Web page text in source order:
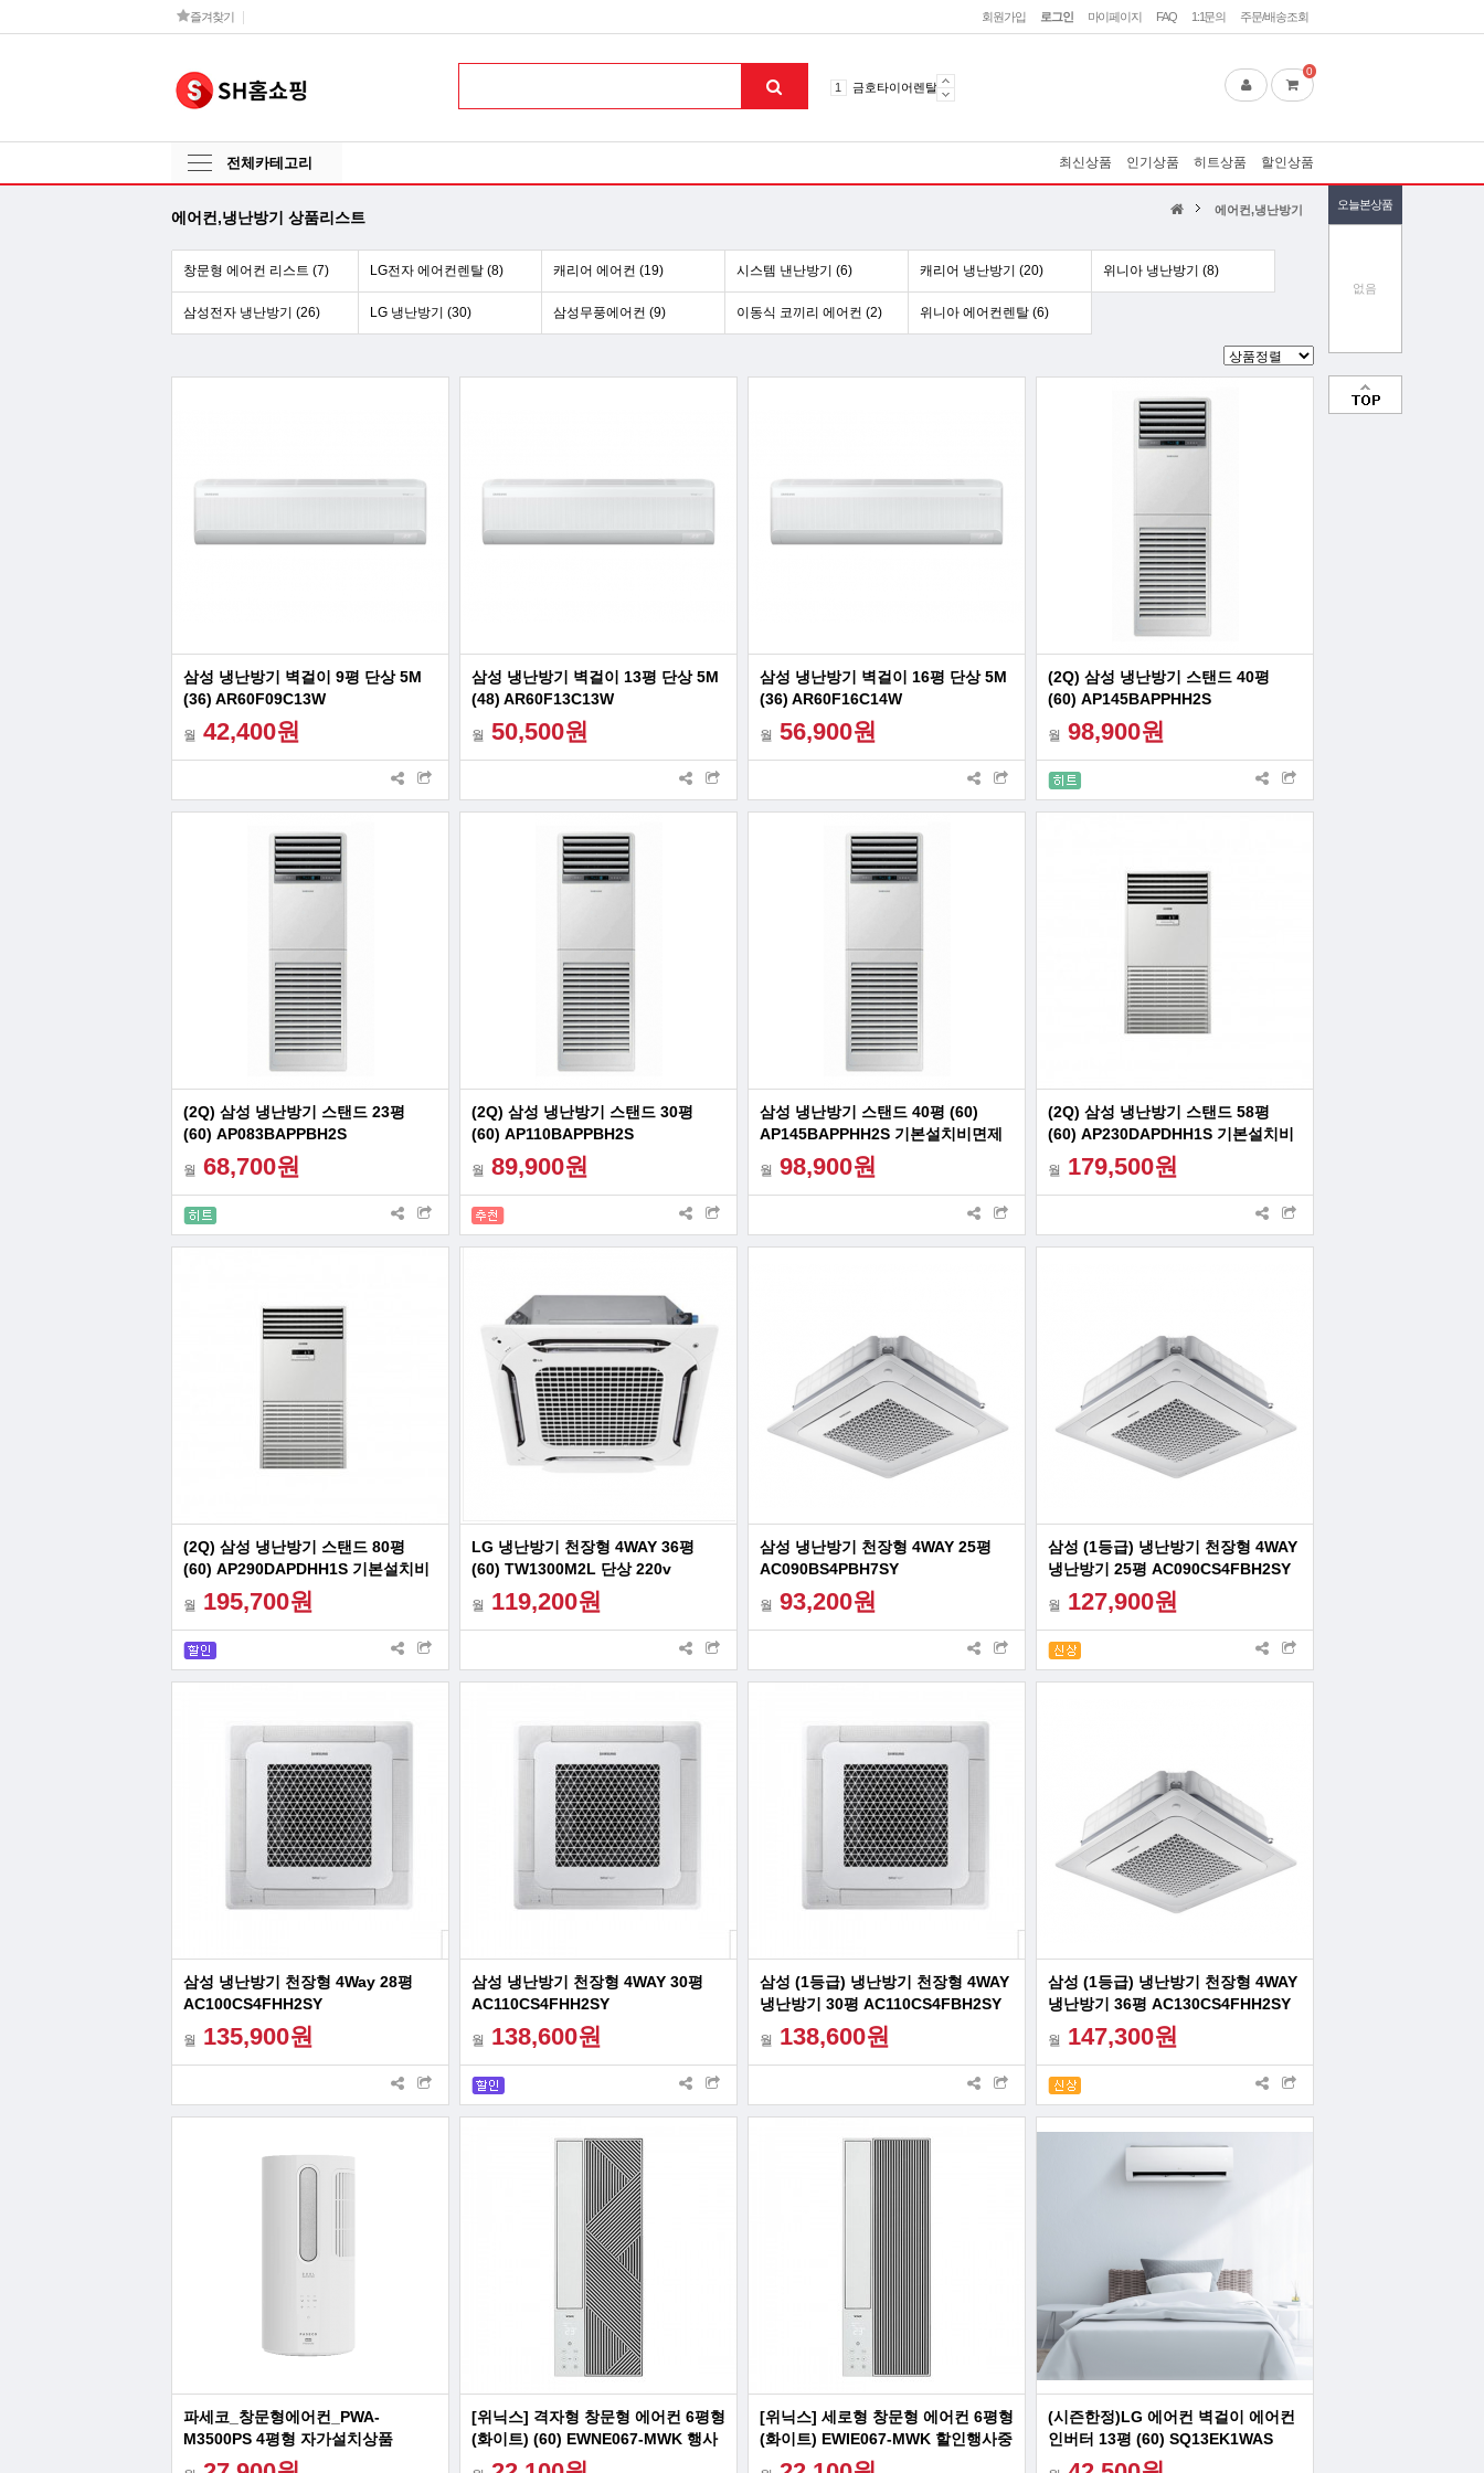
회원가입 로그인 마이페이지 FAQ 1:1문의 주문/배송조회
즐겨찾기
1 금호타이어렌탈
3 라파402
7 업소용음식물처리기
8
9 자동케겔운동기구
10 토션파장기
0
전체카테고리 최신상품 인기상품 히트상품 할인상품
에어컨,냉난방기 상품리스트
오늘본상품
없음
에어컨,냉난방기
창문형 에어컨 리스트 (7) LG전자 에어컨렌탈 (8) 캐리어 에어컨 (19) 시스템 낸난방기 (6) 캐리어 냉난방기 (20) 위니아 냉난방기 (8)
삼성전자 냉난방기 (26) LG 냉난방기 (30) 삼성무풍에어컨 (9) 이동식 코끼리 에어컨 (2) 위니아 에어컨렌탈 (6)
삼성 냉난방기 벽걸이 9평 단상 5M
(36) AR60F09C13W
월 42,400원
삼성 냉난방기 벽걸이 13평 단상 5M
(48) AR60F13C13W
월 50,500원
삼성 냉난방기 벽걸이 16평 단상 5M
(36) AR60F16C14W
월 56,900원
(2Q) 삼성 냉난방기 스탠드 40평
(60) AP145BAPPHH2S
월 98,900원
(2Q) 삼성 냉난방기 스탠드 23평
(60) AP083BAPPBH2S
월 68,700원
(2Q) 삼성 냉난방기 스탠드 30평
(60) AP110BAPPBH2S
월 89,900원
삼성 냉난방기 스탠드 40평 (60)
AP145BAPPHH2S 기본설치비면제
추가설치비지원 빠른설치
월 98,900원
(2Q) 삼성 냉난방기 스탠드 58평
(60) AP230DAPDHH1S 기본설치비
면제 빠른설치
월 179,500원
(2Q) 삼성 냉난방기 스탠드 80평
(60) AP290DAPDHH1S 기본설치비
면제 빠른설치
월 195,700원
LG 냉난방기 천장형 4WAY 36평
(60) TW1300M2L 단상 220v
월 119,200원
삼성 냉난방기 천장형 4WAY 25평
AC090BS4PBH7SY
AC090CS4FBH2SY
월 93,200원
삼성 (1등급) 냉난방기 천장형 4WAY
냉난방기 25평 AC090CS4FBH2SY
월 127,900원
삼성 냉난방기 천장형 4Way 28평
AC100CS4FHH2SY
월 135,900원
삼성 냉난방기 천장형 4WAY 30평
AC110CS4FHH2SY
월 138,600원
삼성 (1등급) 냉난방기 천장형 4WAY
냉난방기 30평 AC110CS4FBH2SY
월 138,600원
삼성 (1등급) 냉난방기 천장형 4WAY
냉난방기 36평 AC130CS4FHH2SY
월 147,300원
파세코_창문형에어컨_PWA-
M3500PS 4평형 자가설치상품
[위닉스] 격자형 창문형 에어컨 6평형
(화이트) (60) EWNE067-MWK 행사
상품
[위닉스] 세로형 창문형 에어컨 6평형
(화이트) EWIE067-MWK 할인행사중
(시즌한정)LG 에어컨 벽걸이 에어컨
인버터 13평 (60) SQ13EK1WAS